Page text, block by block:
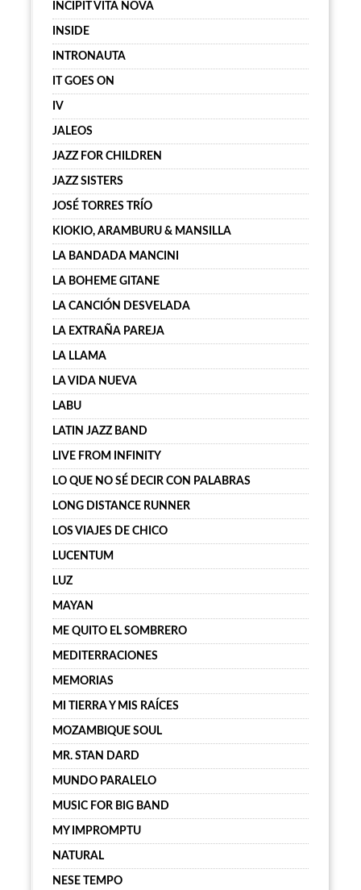
INCIPIT VITA NOVA
INSIDE
INTRONAUTA
IT GOES ON
IV
JALEOS
JAZZ FOR CHILDREN
JAZZ SISTERS
JOSÉ TORRES TRÍO
KIOKIO, ARAMBURU & MANSILLA
LA BANDADA MANCINI
LA BOHEME GITANE
LA CANCIÓN DESVELADA
LA EXTRAÑA PAREJA
LA LLAMA
LA VIDA NUEVA
LABU
LATIN JAZZ BAND
LIVE FROM INFINITY
LO QUE NO SÉ DECIR CON PALABRAS
LONG DISTANCE RUNNER
LOS VIAJES DE CHICO
LUCENTUM
LUZ
MAYAN
ME QUITO EL SOMBRERO
MEDITERRACIONES
MEMORIAS
MI TIERRA Y MIS RAÍCES
MOZAMBIQUE SOUL
MR. STAN DARD
MUNDO PARALELO
MUSIC FOR BIG BAND
MY IMPROMPTU
NATURAL
NESE TEMPO